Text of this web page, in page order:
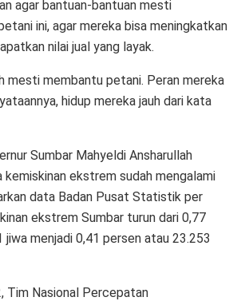
agar bantuan-bantuan mesti
ini, agar mereka bisa meningkatkan
nilai jual yang layak.
mesti membantu petani. Peran mereka
hidup mereka jauh dari kata
Sumbar Mahyeldi Ansharullah
kemiskinan ekstrem sudah mengalami
data Badan Pusat Statistik per
ekstrem Sumbar turun dari 0,77
menjadi 0,41 persen atau 23.253
Tim Nasional Percepatan